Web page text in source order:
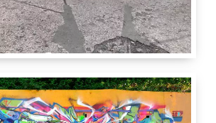
2 m
7 m
Carrefour Rue
Rue de Montbrillant 3 1201
Genève
GE
Suisse
IdRoom